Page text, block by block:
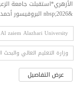
&nbsp;2026 البروفيسور أحمد مضوي موسى،...
Al zaiem Alazhari University
وزارة التعليم العالي
عرض التفاصيل